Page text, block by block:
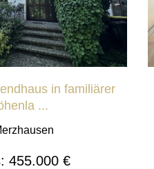
in familiärer
...
455.000 €